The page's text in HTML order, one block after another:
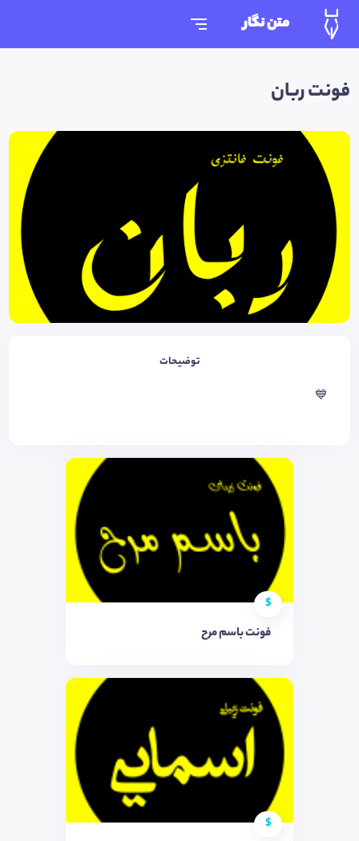
متن نگار
فونت ربان
توضیحات
💙
$
فونت باسم مرح
$